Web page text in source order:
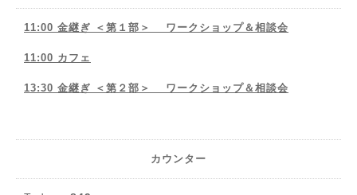
11:00 金継ぎ ＜第１部＞ ワークショップ＆相談会
11:00 カフェ
13:30 金継ぎ ＜第２部＞ ワークショップ＆相談会
カウンター